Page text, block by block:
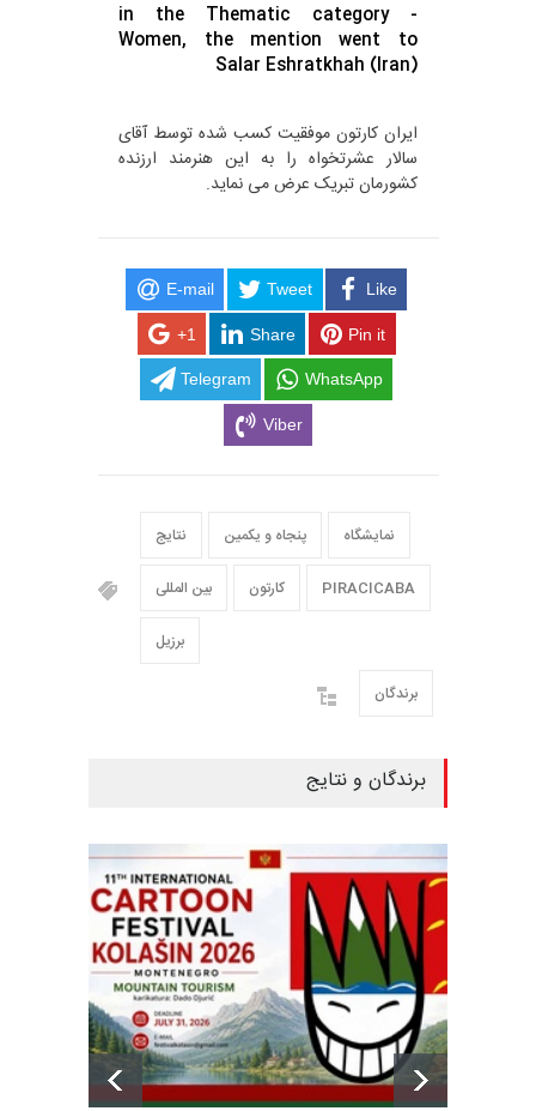
in the Thematic category -
Women, the mention went to
Salar Eshratkhah (Iran)
ایران کارتون موفقیت کسب شده توسط آقای
سالار عشرتخواه را به این هنرمند ارزنده
کشورمان تبریک عرض می نماید.
E-mail Tweet Like
+1 Share Pin it
Telegram WhatsApp
Viber
نتایج پنجاه و یکمین نمایشگاه
بین المللی کارتون PIRACICABA
برزیل
برندگان
برندگان و نتایج